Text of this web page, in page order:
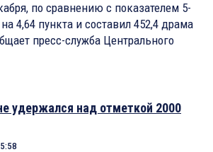
по сравнению с показателем 5-
4,64 пункта и составил 452,4 драма
пресс-служба Центрального
удержался над отметкой 2000